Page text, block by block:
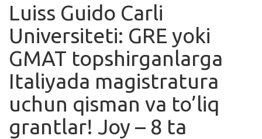
Ishlar
Kurslar
Blog
Yana
Luiss Guido Carli
Universiteti: GRE yoki
GMAT topshirganlarga
Italiyada magistratura
uchun qisman va to’liq
grantlar! Joy – 8 ta